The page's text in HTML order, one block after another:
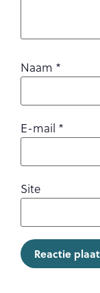
Naam *
E-mail *
Site